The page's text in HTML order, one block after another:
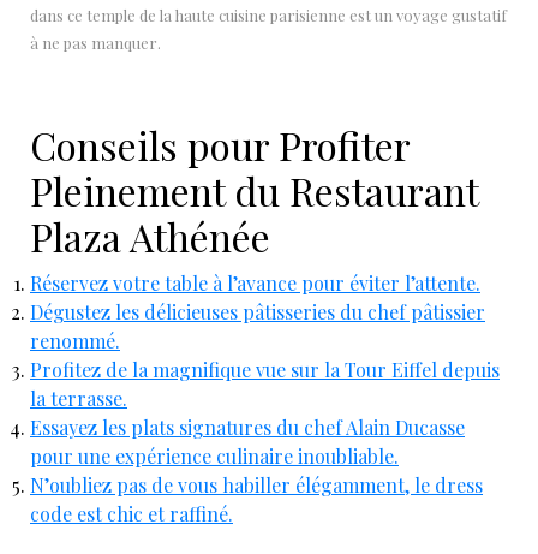
dans ce temple de la haute cuisine parisienne est un voyage gustatif
à ne pas manquer.
Conseils pour Profiter
Pleinement du Restaurant
Plaza Athénée
Réservez votre table à l’avance pour éviter l’attente.
Dégustez les délicieuses pâtisseries du chef pâtissier
renommé.
Profitez de la magnifique vue sur la Tour Eiffel depuis
la terrasse.
Essayez les plats signatures du chef Alain Ducasse
pour une expérience culinaire inoubliable.
N’oubliez pas de vous habiller élégamment, le dress
code est chic et raffiné.